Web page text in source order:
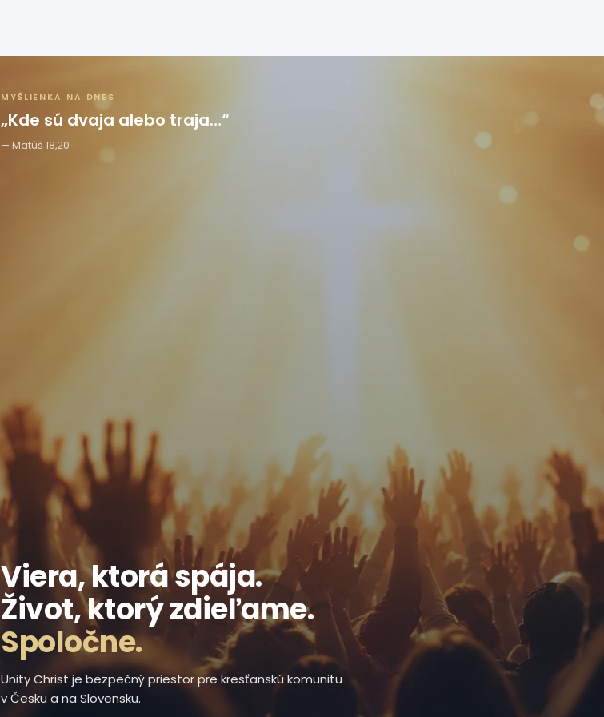
Viera, ktorá spája.
Život, ktorý zdieľame.
Spoločne.
Unity Christ je bezpečný priestor pre kresťanskú komunitu
v Česku a na Slovensku.
MYŠLIENKA NA DNES
„Kde sú dvaja alebo traja…“
Matúš 18,20